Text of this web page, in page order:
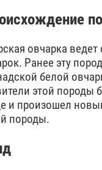
овчарка
Ранее эту
белой
этой породы
и произошел
породы.